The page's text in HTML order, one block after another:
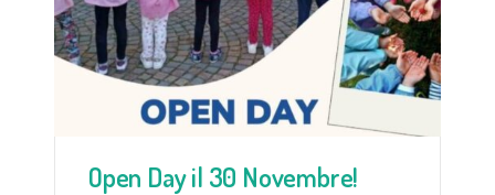
Open Day il 30 Novembre!